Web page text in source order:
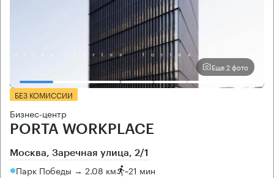
Еще 2 фото
БЕЗ КОМИССИИ
Бизнес-центр
PORTA WORKPLACE
Москва, Заречная улица, 2/1
Парк Победы → 2.08 км ~21 мин